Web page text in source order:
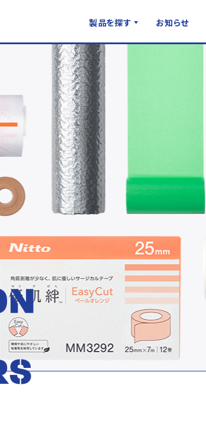
製品を探す お知らせ
N
S